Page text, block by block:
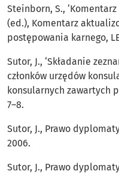
Steinborn, S.,
(ed.), Komentarz
postępowania karnego,
Sutor, J., ‘Składanie
członków urzędów
konsularnych zawartych
7–8.
Sutor, J., Prawo
2006.
Sutor, J., Prawo